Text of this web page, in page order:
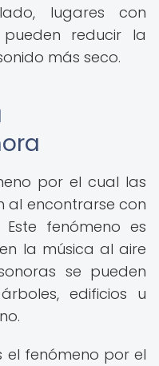
lugares con
pueden reducir la
más seco.
por el cual las
al encontrarse con
fenómeno es
la música al aire
se pueden
edificios u
el fenómeno por el